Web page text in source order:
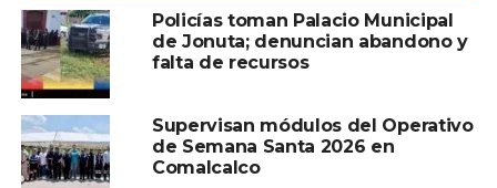
ciudadanía, la resolución pacífica de conflictos y la
construcción de entornos laborales saludables.
La capacitación tuvo como objetivo promover una cultura
institucional basada en el respeto a la dignidad humana,
así como optimizar la coordinación entre las y los
elementos policiales para un mejor desempeño en sus
Policías toman Palacio Municipal
de Jonuta; denuncian abandono y
falta de recursos
Supervisan módulos del Operativo
de Semana Santa 2026 en
Comalcalco